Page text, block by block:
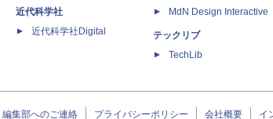
近代科学社
近代科学社Digital
MdN Design Interactive
テックリブ
TechLib
編集部へのご連絡 プライバシーポリシー 会社概要 イ